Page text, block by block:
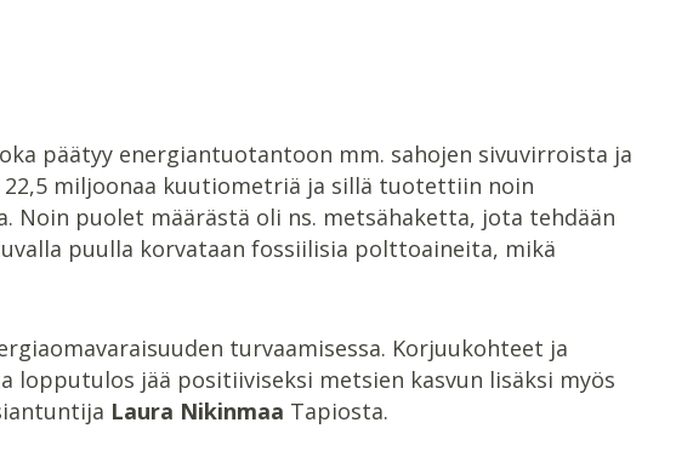
päätyy energiantuotantoon mm. sahojen sivuvirroista ja
miljoonaa kuutiometriä ja sillä tuotettiin noin
Noin puolet määrästä oli ns. metsähaketta, jota tehdään
puulla korvataan fossiilisia polttoaineita, mikä
turvaamisessa. Korjuukohteet ja
jää positiiviseksi metsien kasvun lisäksi myös
Laura Nikinmaa Tapiosta.